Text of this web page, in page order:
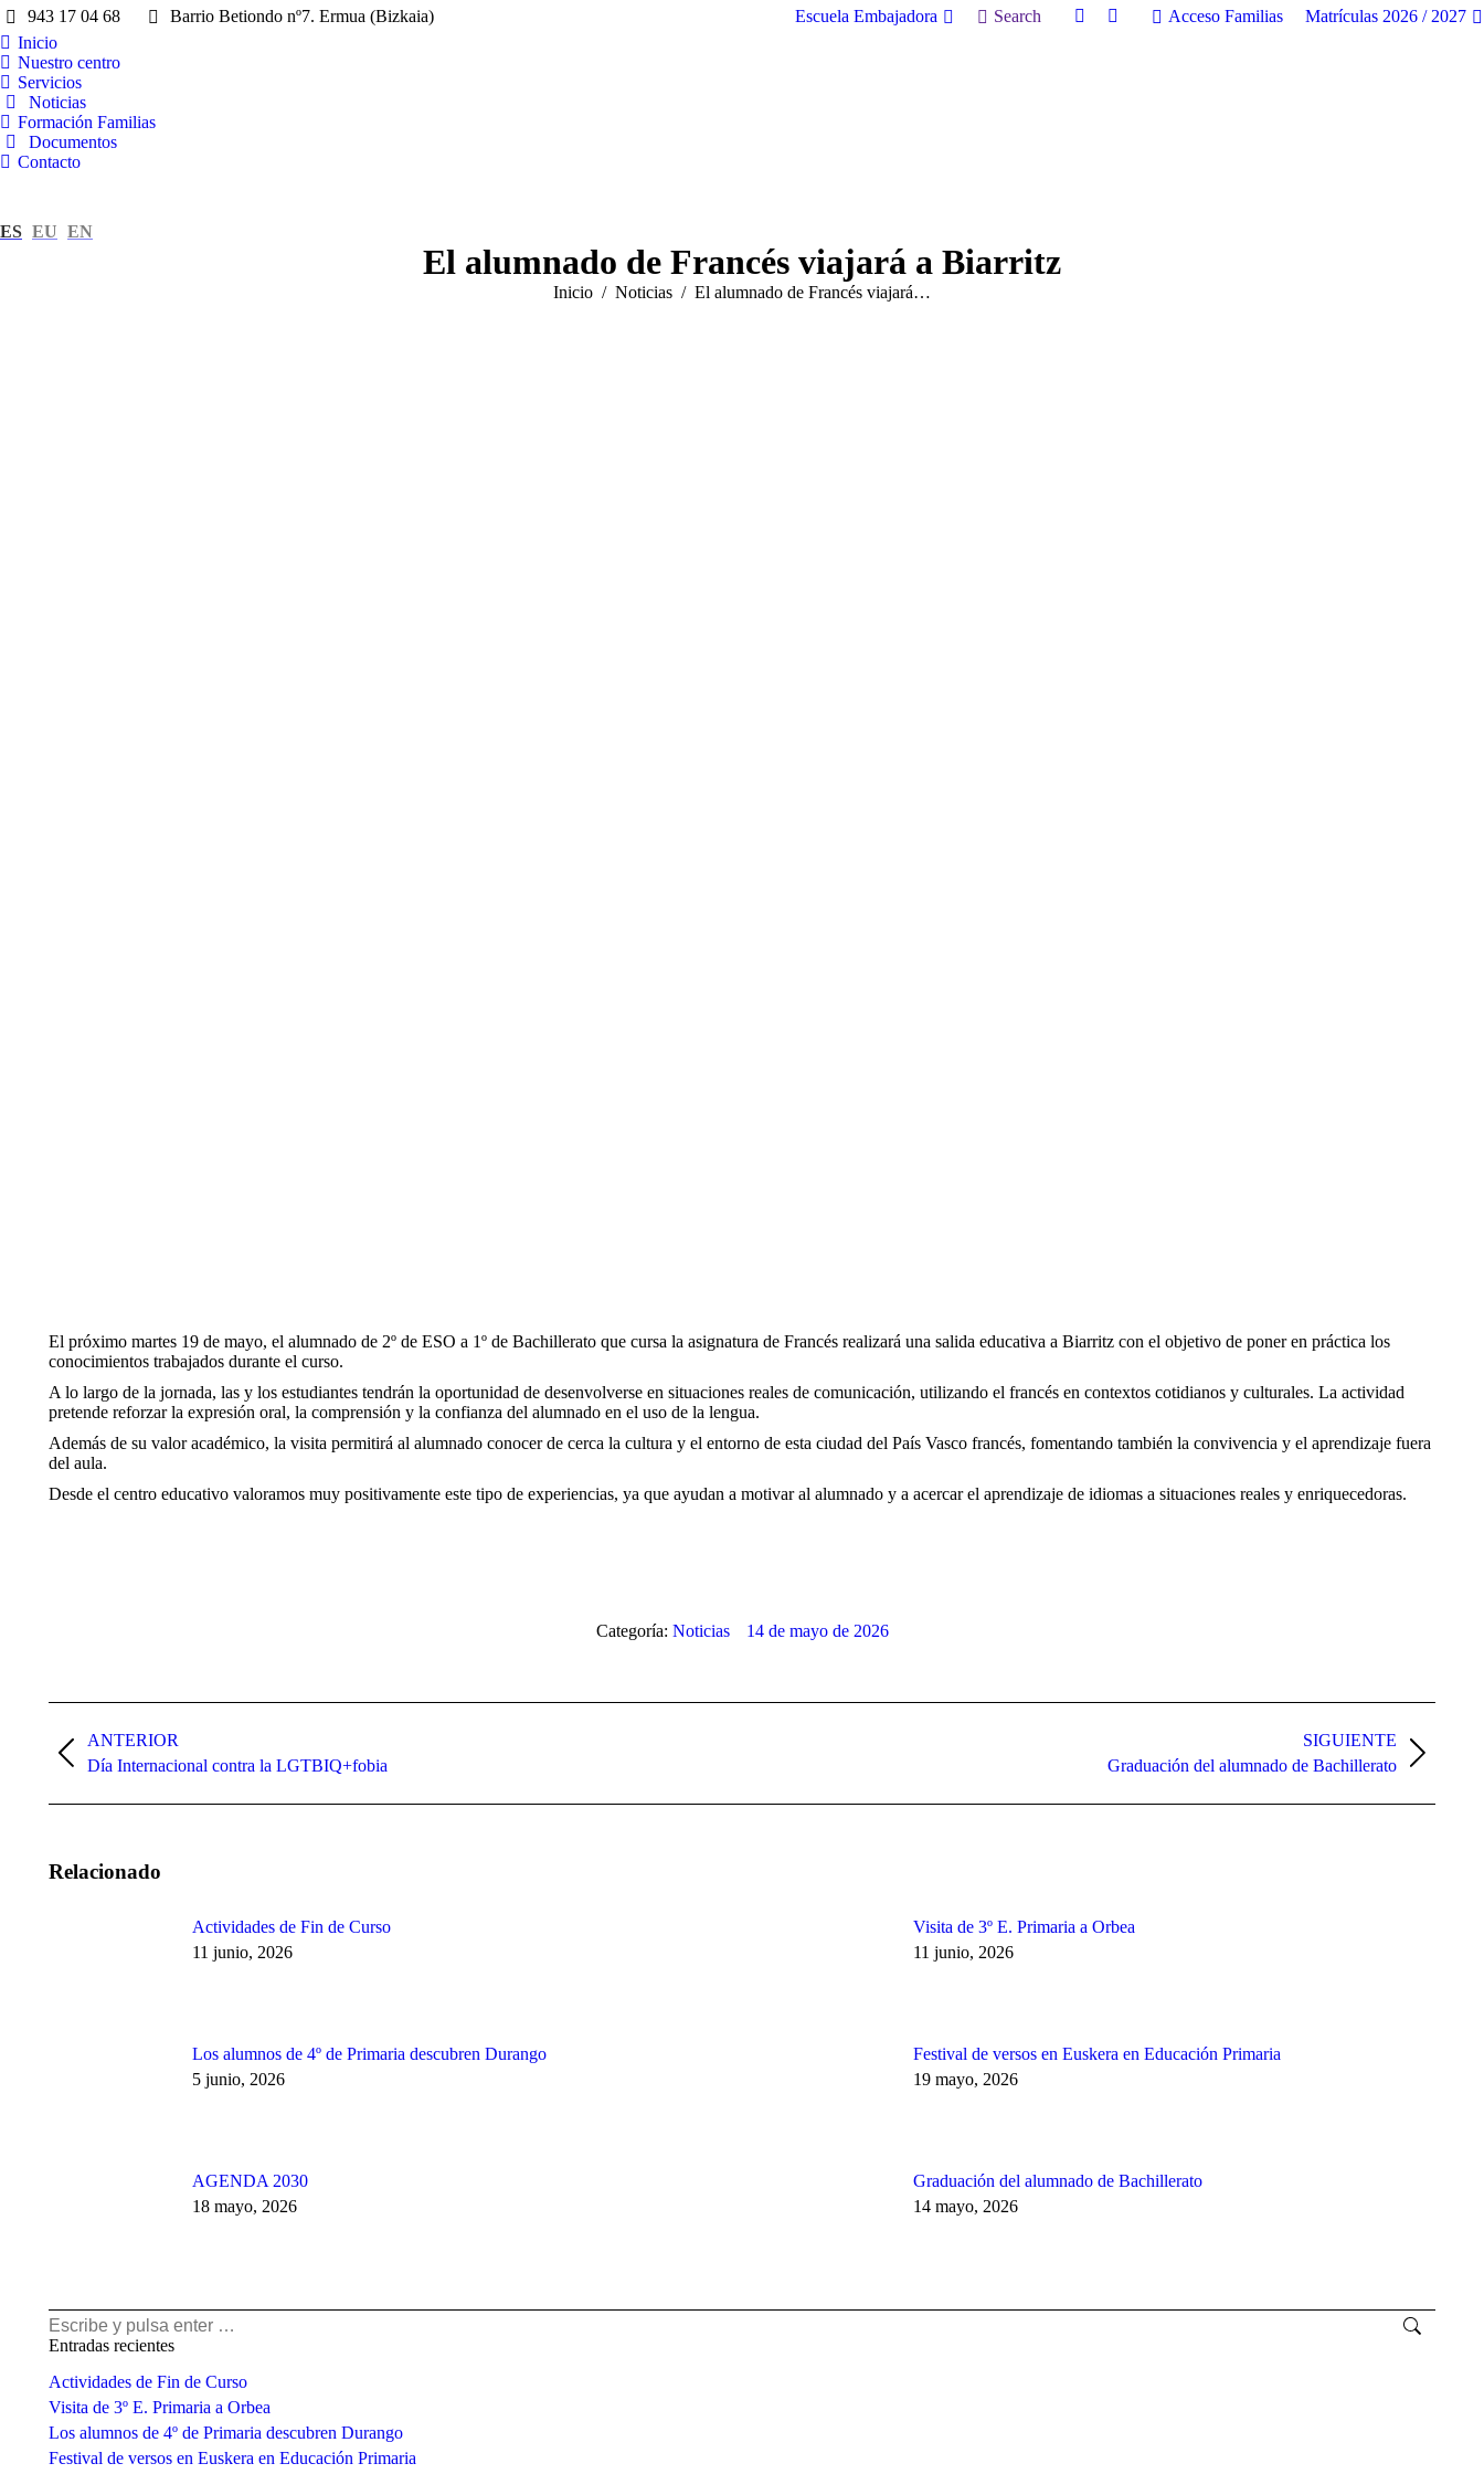
943 17 04 68 Barrio Betiondo nº7. Ermua (Bizkaia) Escuela Embajadora Buscar:
Search
FacebookTwitter
Acceso Familias
Matrículas 2026 / 2027
Inicio
Nuestro centro
Servicios
Noticias
Formación Familias
Documentos
Contacto
ES EU EN
El alumnado de Francés viajará a Biarritz
Estás aquí:
Inicio Noticias El alumnado de Francés viajará…
El próximo martes 19 de mayo, el alumnado de 2º de ESO a 1º de Bachillerato que cursa la asignatura de Francés realizará una salida educativa a Biarritz con el objetivo de poner en práctica los
conocimientos trabajados durante el curso.
A lo largo de la jornada, las y los estudiantes tendrán la oportunidad de desenvolverse en situaciones reales de comunicación, utilizando el francés en contextos cotidianos y culturales. La actividad
pretende reforzar la expresión oral, la comprensión y la confianza del alumnado en el uso de la lengua.
Además de su valor académico, la visita permitirá al alumnado conocer de cerca la cultura y el entorno de esta ciudad del País Vasco francés, fomentando también la convivencia y el aprendizaje fuera
del aula.
Desde el centro educativo valoramos muy positivamente este tipo de experiencias, ya que ayudan a motivar al alumnado y a acercar el aprendizaje de idiomas a situaciones reales y enriquecedoras.
Categoría: Noticias 14 de mayo de 2026
entre
publicaciones
ANTERIOR
Publicación
Día Internacional contra la LGTBIQ+fobia
SIGUIENTE
Graduación del alumnado de Bachillerato
Relacionado
Actividades de Fin de Curso
11 junio, 2026
Visita de 3º E. Primaria a Orbea
11 junio, 2026
Los alumnos de 4º de Primaria descubren Durango
5 junio, 2026
Festival de versos en Euskera en Educación Primaria
19 mayo, 2026
AGENDA 2030
18 mayo, 2026
Graduación del alumnado de Bachillerato
14 mayo, 2026
Buscar:
Entradas recientes
Actividades de Fin de Curso
Visita de 3º E. Primaria a Orbea
Los alumnos de 4º de Primaria descubren Durango
Festival de versos en Euskera en Educación Primaria